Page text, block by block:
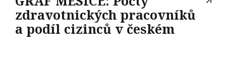
zdravotnických pracovníků
a podíl cizinců v českém